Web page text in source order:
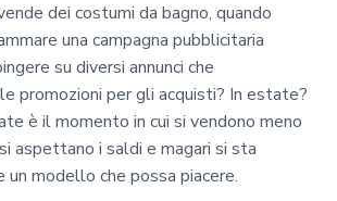
dei costumi da bagno, quando
una campagna pubblicitaria
su diversi annunci che
promozioni per gli acquisti? In estate?
è il momento in cui si vendono meno
aspettano i saldi e magari si sta
modello che possa piacere.